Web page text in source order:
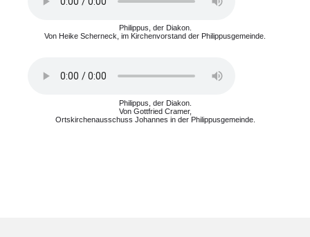
Philippus, der Diakon.
Von Heike Scherneck, im Kirchenvorstand der Philippusgemeinde.
Philippus, der Diakon.
Von Gottfried Cramer,
Ortskirchenausschuss Johannes in der Philippusgemeinde.